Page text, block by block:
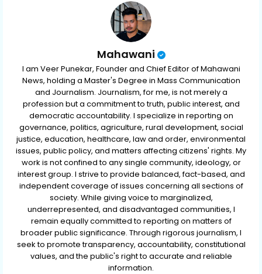
Mahawani
I am Veer Punekar, Founder and Chief Editor of Mahawani
News, holding a Master's Degree in Mass Communication
and Journalism. Journalism, for me, is not merely a
profession but a commitment to truth, public interest, and
democratic accountability. I specialize in reporting on
governance, politics, agriculture, rural development, social
justice, education, healthcare, law and order, environmental
issues, public policy, and matters affecting citizens' rights. My
work is not confined to any single community, ideology, or
interest group. I strive to provide balanced, fact-based, and
independent coverage of issues concerning all sections of
society. While giving voice to marginalized,
underrepresented, and disadvantaged communities, I
remain equally committed to reporting on matters of
broader public significance. Through rigorous journalism, I
seek to promote transparency, accountability, constitutional
values, and the public's right to accurate and reliable
information.